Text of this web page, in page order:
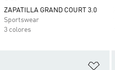
ZAPATILLA GRAND COURT 3.0
Sportswear
3 colores